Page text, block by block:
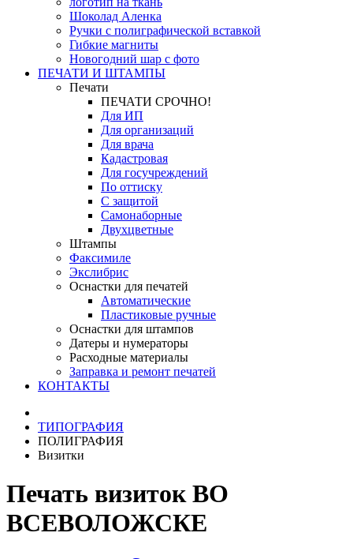
Шоколад Аленка
Ручки с полиграфической вставкой
Гибкие магниты
Новогодний шар с фото
ПЕЧАТИ И ШТАМПЫ
Печати
ПЕЧАТИ СРОЧНО!
Для ИП
Для организаций
Для врача
Кадастровая
Для госучреждений
По оттиску
С защитой
Самонаборные
Двухцветные
Штампы
Факсимиле
Экслибрис
Оснастки для печатей
Автоматические
Пластиковые ручные
Оснастки для штампов
Датеры и нумераторы
Расходные материалы
Заправка и ремонт печатей
КОНТАКТЫ
ТИПОГРАФИЯ
ПОЛИГРАФИЯ
Визитки
Печать визиток ВО
ВСЕВОЛОЖСКЕ